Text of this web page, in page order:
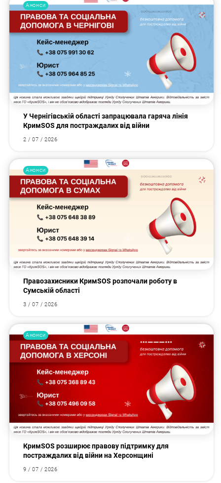
Анонси
У Чернігівській області запрацювала гаряча лінія
КримSOS для постраждалих від війни
2 / 07 / 2026
Анонси
Правозахисники КримSOS розпочали роботу в
Сумській області
3 / 07 / 2026
Анонси
КримSOS розширює правову підтримку для
постраждалих від війни на Херсонщині
9 / 07 / 2026